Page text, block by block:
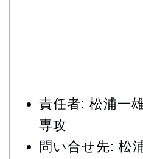
責任者: 松浦一
専攻
問い合せ先: 松